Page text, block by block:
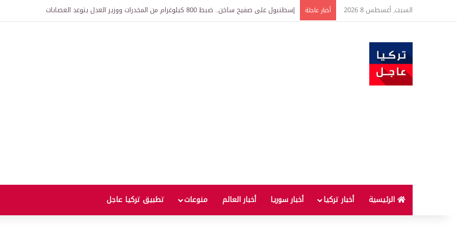
السبت, أغسطس 8 2026 أخبار عاجلة إسطنبول على صفيح ساخن.. ضبط 800 كيلوغرام من المخدرات ووزير العدل يتوعد العصابات
الرئيسية أخبار تركيا أخبار سوريا أخبار العالم منوعات تطبيق تركيا عاجل